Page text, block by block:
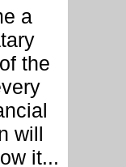
a
the
will
it...